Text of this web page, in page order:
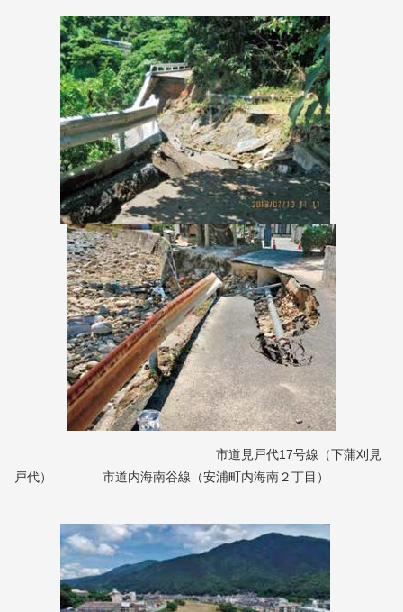
市道見戸代17号線（下蒲刈見
戸代） 市道内海南谷線（安浦町内海南２丁目）